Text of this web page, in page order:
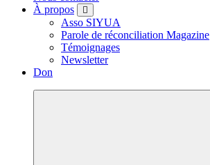
À propos
Asso SIYUA
Parole de réconciliation Magazine
Témoignages
Newsletter
Don